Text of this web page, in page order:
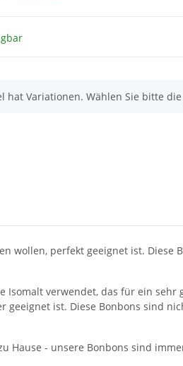
hat Variationen. Wählen Sie bitte
wollen, perfekt geeignet ist. Diese
verwendet, das für ein sehr
ist. Diese Bonbons sind
Hause - unsere Bonbons sind